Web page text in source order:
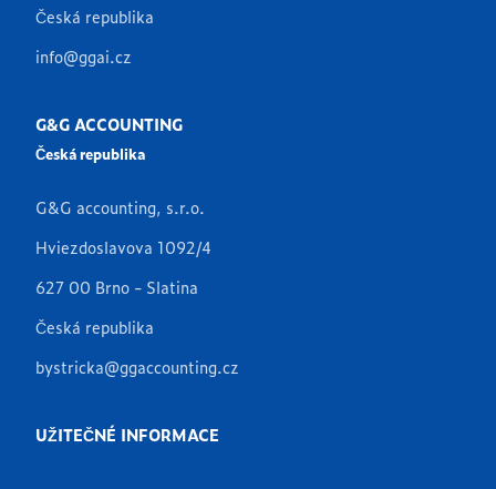
Česká republika
info@ggai.cz
G&G ACCOUNTING
Česká republika
G&G accounting, s.r.o.
Hviezdoslavova 1092/4
627 00 Brno - Slatina
Česká republika
bystricka@ggaccounting.cz
UŽITEČNÉ INFORMACE